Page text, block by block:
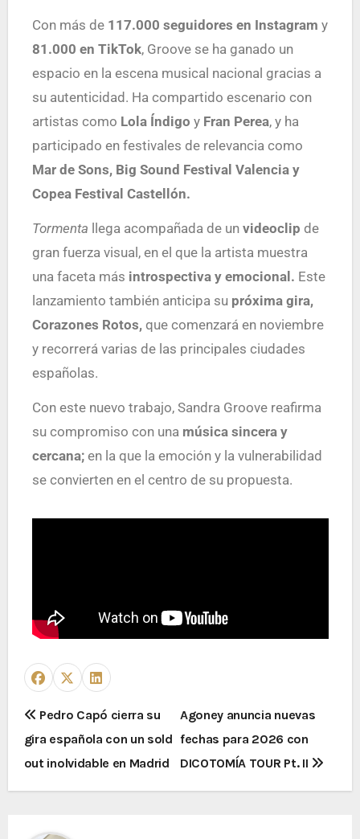
Con más de 117.000 seguidores en Instagram y
81.000 en TikTok, Groove se ha ganado un
espacio en la escena musical nacional gracias a
su autenticidad. Ha compartido escenario con
artistas como Lola Índigo y Fran Perea, y ha
participado en festivales de relevancia como
Mar de Sons, Big Sound Festival Valencia y
Copea Festival Castellón.
Tormenta llega acompañada de un videoclip de
gran fuerza visual, en el que la artista muestra
una faceta más introspectiva y emocional. Este
lanzamiento también anticipa su próxima gira,
Corazones Rotos,que comenzará en noviembre
y recorrerá varias de las principales ciudades
españolas.
Con este nuevo trabajo, Sandra Groove reafirma
su compromiso con una música sincera y
cercana; en la que la emoción y la vulnerabilidad
se convierten en el centro de su propuesta.
Pedro Capó cierra su
gira española con un sold
out inolvidable en Madrid
Agoney anuncia nuevas
fechas para 2026 con
DICOTOMÍA TOUR Pt. II